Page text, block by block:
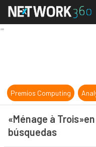
Premios Computing
«Ménage à
búsquedas